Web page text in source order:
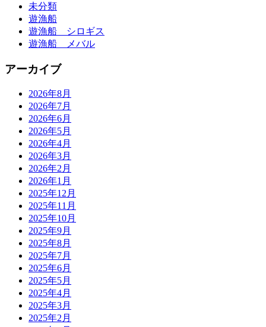
未分類
遊漁船
遊漁船 シロギス
遊漁船 メバル
アーカイブ
2026年8月
2026年7月
2026年6月
2026年5月
2026年4月
2026年3月
2026年2月
2026年1月
2025年12月
2025年11月
2025年10月
2025年9月
2025年8月
2025年7月
2025年6月
2025年5月
2025年4月
2025年3月
2025年2月